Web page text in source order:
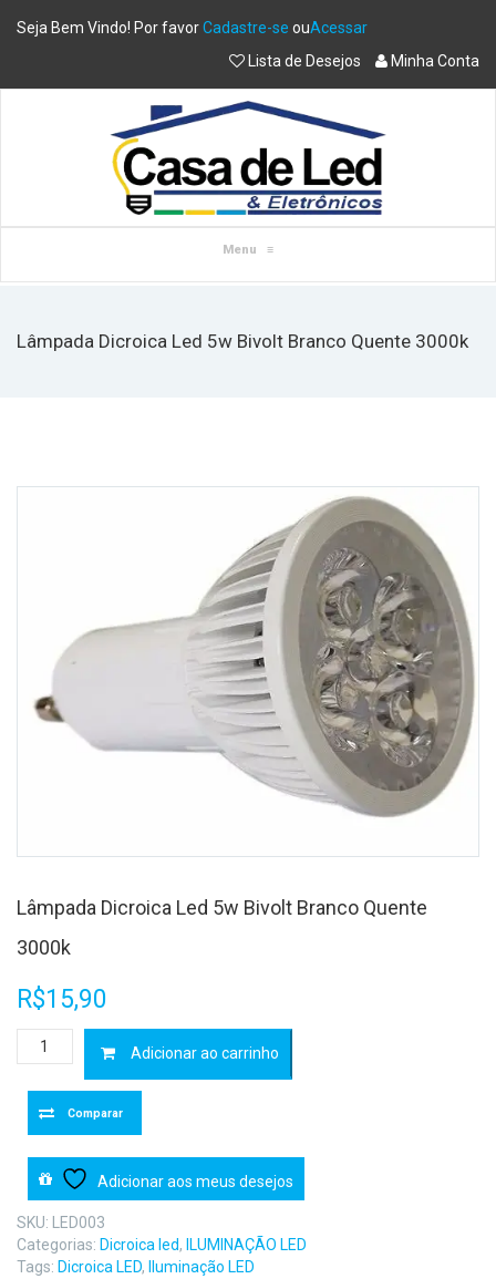
Seja Bem Vindo! Por favorCadastre-se ouAcessar
Lista de Desejos
Minha Conta
Menu ≡
Lâmpada Dicroica Led 5w Bivolt Branco Quente 3000k
Lâmpada Dicroica Led 5w Bivolt Branco Quente
3000k
R$15,90
Lâmpada
Dicroica
Quente
quantidade
Adicionar ao carrinho
Comparar
Adicionar aos meus desejos
SKU: LED003
Categorias: Dicroica led, ILUMINAÇÃO LED
Tags: Dicroica LED, Iluminação LED